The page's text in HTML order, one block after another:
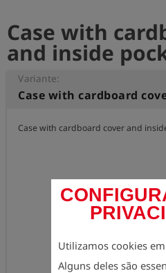
Utilizamos cookies
Alguns deles são
Case with
and inside
Variante:
Case with cardboard
Case with cardboard cover and